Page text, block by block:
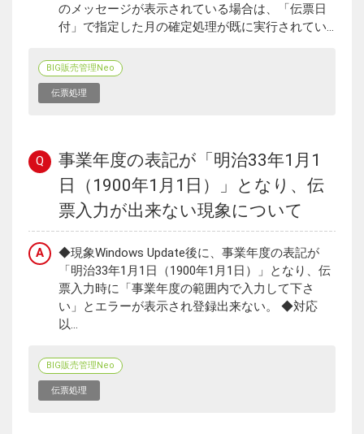
のメッセージが表示されている場合は、「伝票日
付」で指定した月の確定処理が既に実行されてい...
BIG販売管理Neo
伝票処理
Q
事業年度の表記が「明治33年1月1
日（1900年1月1日）」となり、伝
票入力が出来ない現象について
A
◆現象Windows Update後に、事業年度の表記が
「明治33年1月1日（1900年1月1日）」となり、伝
票入力時に「事業年度の範囲内で入力して下さ
い」とエラーが表示され登録出来ない。 ◆対応
以...
BIG販売管理Neo
伝票処理